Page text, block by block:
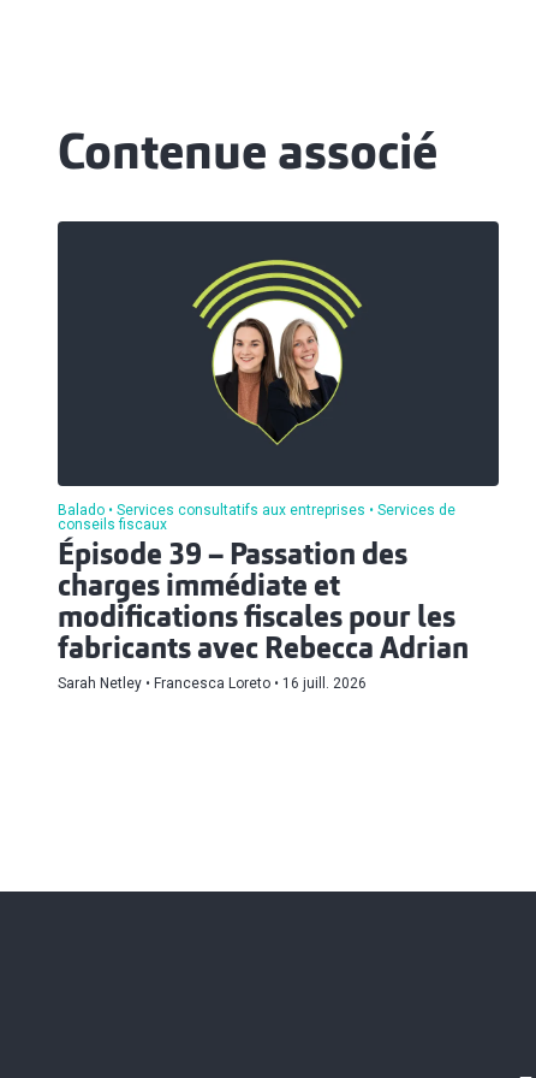
Contenue associé
Balado Services consultatifs aux entreprises
Services de
conseils fiscaux
Épisode 39 – Passation des
charges immédiate et
modifications fiscales pour les
fabricants avec Rebecca Adrian
Sarah Netley Francesca Loreto 16 juill. 2026